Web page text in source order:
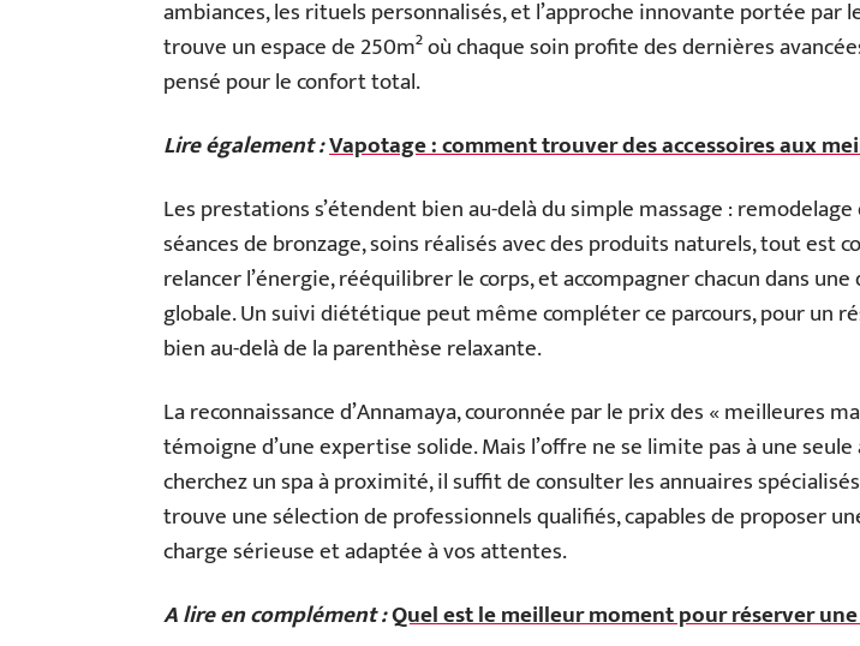
ambiances, les rituels personnalisés, et l’approche innovante portée par
trouve un espace de 250m² où chaque soin profite des dernières
pensé pour le confort total.
Lire également :Vapotage : comment trouver des accessoires aux
Les prestations s’étendent bien au-delà du simple massage :
séances de bronzage, soins réalisés avec des produits naturels, tout est
relancer l’énergie, rééquilibrer le corps, et accompagner chacun dans une
globale. Un suivi diététique peut même compléter ce parcours, pour un
bien au-delà de la parenthèse relaxante.
La reconnaissance d’Annamaya, couronnée par le prix des « meilleures
témoigne d’une expertise solide. Mais l’offre ne se limite pas à une seule
cherchez un spa à proximité, il suffit de consulter les annuaires
trouve une sélection de professionnels qualifiés, capables de proposer
charge sérieuse et adaptée à vos attentes.
A lire en complément :Quel est le meilleur moment pour réserver